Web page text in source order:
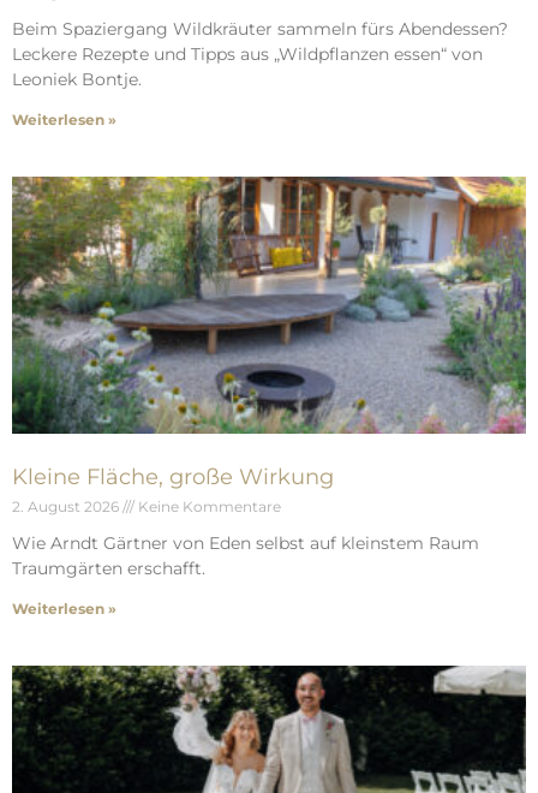
Beim Spaziergang Wildkräuter sammeln fürs Abendessen?
Leckere Rezepte und Tipps aus „Wildpflanzen essen“ von
Leoniek Bontje.
Weiterlesen »
Kleine Fläche, große Wirkung
2. August 2026 Keine Kommentare
Wie Arndt Gärtner von Eden selbst auf kleinstem Raum
Traumgärten erschafft.
Weiterlesen »